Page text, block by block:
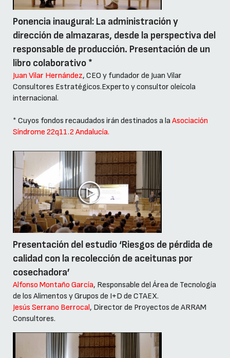
Ponencia inaugural: La administración y
dirección de almazaras, desde la perspectiva del
responsable de producción. Presentación de un
libro colaborativo *
Juan Vilar Hernández, CEO y fundador de Juan Vilar
Consultores Estratégicos.Experto y consultor oleícola
internacional.
* Cuyos fondos recaudados irán destinados a laAsociación
Síndrome 22q11.2 Andalucía.
Presentación del estudio ‘Riesgos de pérdida de
calidad con la recolección de aceitunas por
cosechadora’
Alfonso Montaño García, Responsable del Área de Tecnología
de los Alimentos y Grupos de I+D de CTAEX.
Jesús Serrano Berrocal, Director de Proyectos de ARRAM
Consultores.